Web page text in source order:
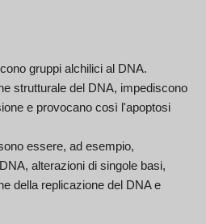
gruppi alchilici al DNA.
strutturale del DNA, impediscono
e provocano così l'apoptosi
essere, ad esempio,
alterazioni di singole basi,
della replicazione del DNA e